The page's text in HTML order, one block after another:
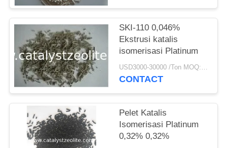
SKI-110 0,046%
Ekstrusi katalis
isomerisasi Platinum
USD3000-30000 /Ton MOQ:1 KG
CONTACT
Pelet Katalis
Isomerisasi Platinum
0,32% 0,32%